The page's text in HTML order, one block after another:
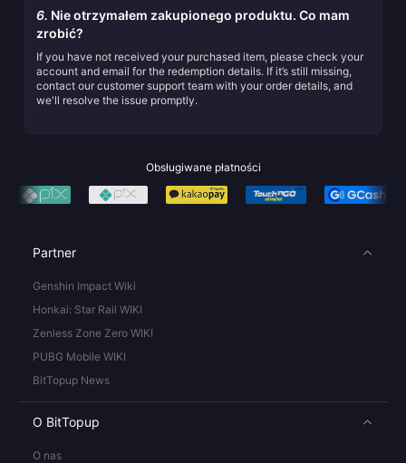
6. Nie otrzymałem zakupionego produktu. Co mam
zrobić?
If you have not received your purchased item, please check your
account and email for the redemption details. If it’s still missing,
contact our customer support team with your order details, and
we'll resolve the issue promptly.
Obsługiwane płatności
Partner
Genshin Impact Wiki
Honkai: Star Rail WIKI
Zenless Zone Zero WIKI
PUBG Mobile WIKI
BitTopup News
O BitTopup
O nas